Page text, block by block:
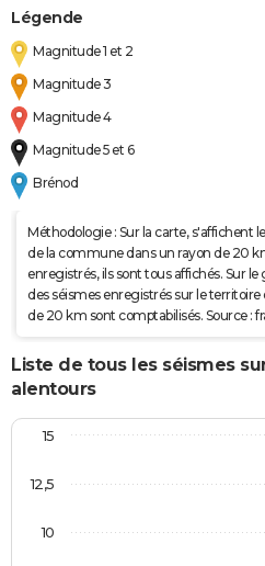
Légende
Magnitude 1 et 2
Magnitude 3
Magnitude 4
Magnitude 5 et 6
Brénod
Méthodologie : Sur la carte, s'affichent
de la commune dans un rayon de 20
enregistrés, ils sont tous affichés. Sur
des séismes enregistrés sur le
de 20 km sont comptabilisés. Source :
Liste de tous les séismes
alentours
10
12,5
15